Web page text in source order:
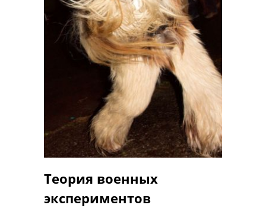
Теория военных
экспериментов